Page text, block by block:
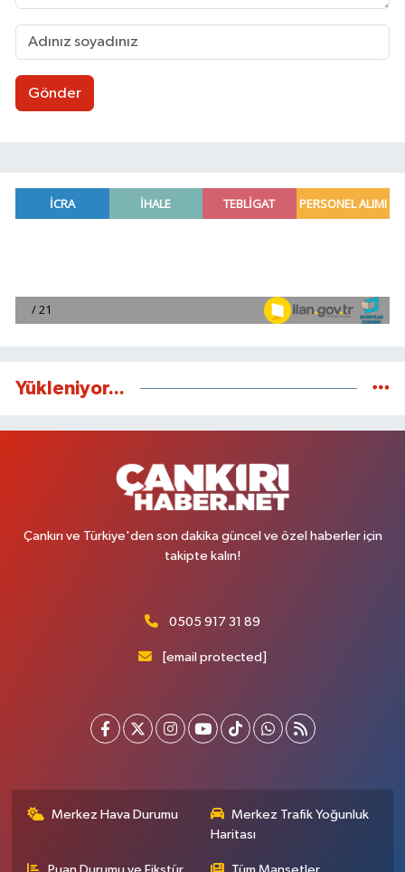
Gönder
Yükleniyor...
Çankırı ve Türkiye'den son dakika güncel ve özel haberler için
takipte kalın!
0505 917 31 89
[email protected]
Merkez Hava Durumu
Merkez Trafik Yoğunluk
Haritası